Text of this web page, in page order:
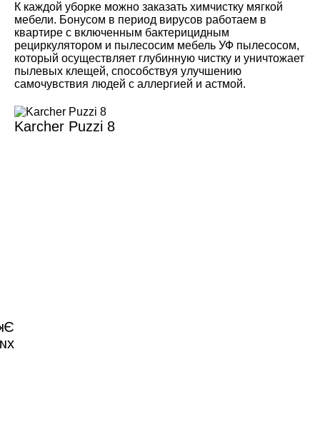
К каждой уборке можно заказать химчистку мягкой
мебели. Бонусом в период вирусов работаем в
квартире с включенным бактерицидным
рециркулятором и пылесосим мебель УФ пылесосом,
который осуществляет глубинную чистку и уничтожает
пылевых клещей, способствуя улучшению
самочувствия людей с аллергией и астмой.
Karcher Puzzi 8